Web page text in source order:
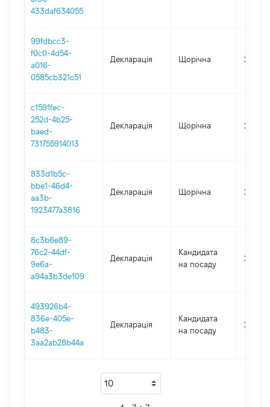
433daf634055
99fdbcc3-
f0c0-4d54-
a016-
0585cb321c51
Декларація Щорічна 2023
c1591fec-
252d-4b25-
baed-
731755914013
Декларація Щорічна 2022
833d1b5c-
bbe1-46d4-
aa3b-
1923477a3816
Декларація Щорічна 2021
8c3b6e89-
76c2-44df-
9e6a-
a94a3b3de109
Декларація
Кандидата
на посаду
2019
493926b4-
836e-405e-
b483-
3aa2ab28b44a
Декларація
Кандидата
на посаду
2019